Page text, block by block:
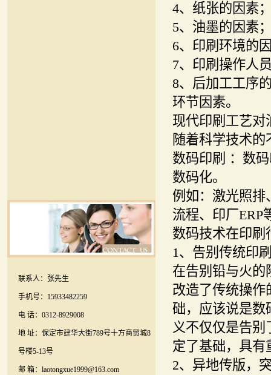
联系人：张先生
手机号：15933482259
电 话：0312-8929008
地 址：保定市建华大街789号十方商贸城8
号楼5-13号
邮 箱：laotongxue1999@163.com
4、纸张的因素
5、油墨的因素
6、印刷环境的
7、印刷操作人
8、后加工工序
环节因素。
现代印刷工艺对
随着科学技术
数码印刷 ：数
数码化。
例如：激光照排
流程、印厂ERP
数码技术在印刷
1、告别传统印
在告别铅与火的
改造了传统操作
础，应该说是数
义不仅仅是告别
定了基础，具有
2、异地传版，